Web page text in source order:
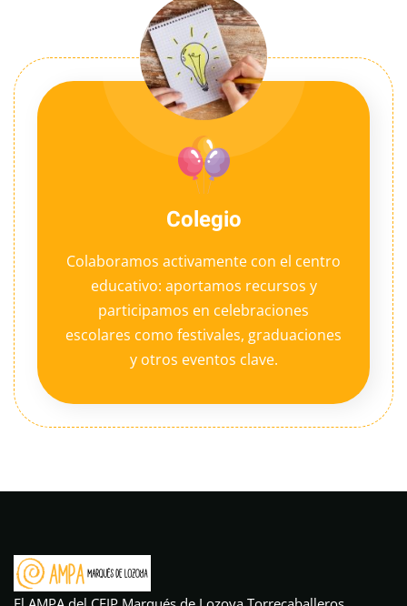
Colegio
Colaboramos activamente con el centro
educativo: aportamos recursos y
participamos en celebraciones
escolares como festivales, graduaciones
y otros eventos clave.